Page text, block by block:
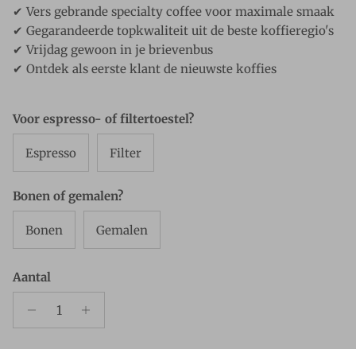
✔ Vers gebrande specialty coffee voor maximale smaak
✔ Gegarandeerde topkwaliteit uit de beste koffieregio's
✔ Vrijdag gewoon in je brievenbus
✔ Ontdek als eerste klant de nieuwste koffies
Voor espresso- of filtertoestel?
Espresso Filter
Bonen of gemalen?
Bonen Gemalen
Aantal